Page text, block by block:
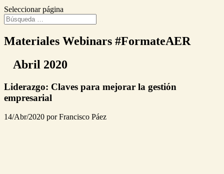
Seleccionar página
Materiales Webinars #FormateAER
Abril 2020
Liderazgo: Claves para mejorar la gestión
empresarial
14/Abr/2020 por Francisco Páez